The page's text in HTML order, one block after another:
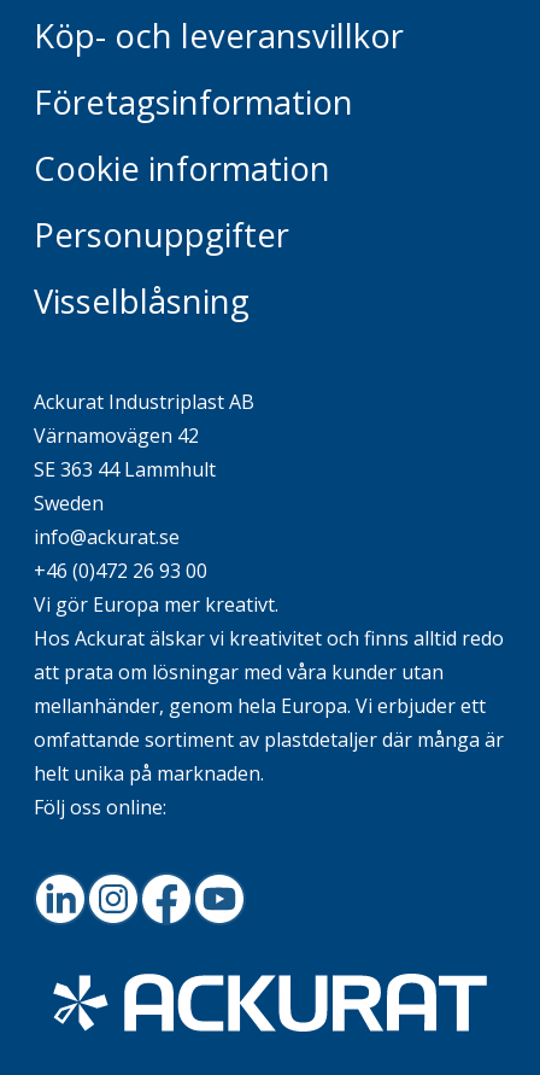
Köp- och leveransvillkor
Företagsinformation
Cookie information
Personuppgifter
Visselblåsning
Ackurat Industriplast AB
Värnamovägen 42
SE 363 44 Lammhult
Sweden
info@ackurat.se
+46 (0)472 26 93 00
Vi gör Europa mer kreativt.
Hos Ackurat älskar vi kreativitet och finns alltid redo
att prata om lösningar med våra kunder utan
mellanhänder, genom hela Europa. Vi erbjuder ett
omfattande sortiment av plastdetaljer där många är
helt unika på marknaden.
Följ oss online:
LinkedInInstagramFacebookYoutube